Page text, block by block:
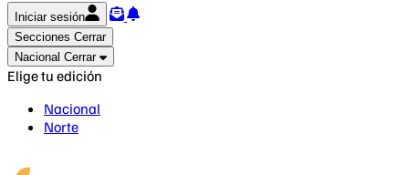
Iniciar sesión
Secciones Cerrar
Nacional Cerrar
Elige tu edición
Nacional
Norte